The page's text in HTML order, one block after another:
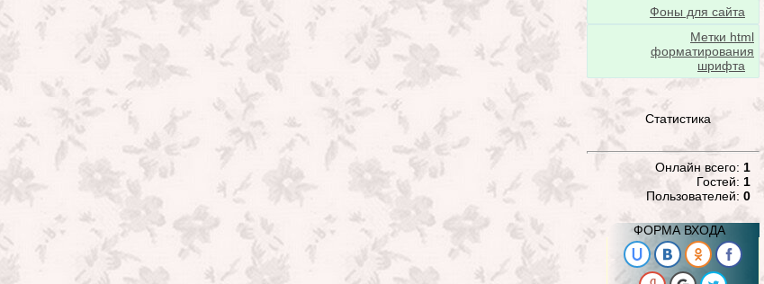
Фоны для сайта
Метки html
форматирования
шрифта
Статистика
Онлайн всего: 1
Гостей: 1
Пользователей: 0
ФОРМА ВХОДА